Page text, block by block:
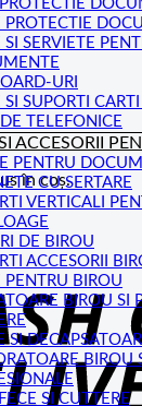
în coș.
PROTECTIE
SI SERVIETE
URI
SI SUPORTI
TELEFONICE
ACCESORII
PENTRU
CU SERTARE
VERTICALI
DE BIROU
ACCESORII
PENTRU BIROU
BIROU SI
SI
BIROU
SI CUTTERE